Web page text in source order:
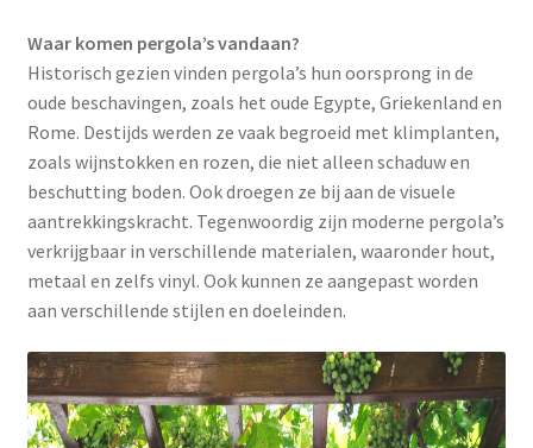
Waar komen pergola’s vandaan?
Historisch gezien vinden pergola’s hun oorsprong in de
oude beschavingen, zoals het oude Egypte, Griekenland en
Rome. Destijds werden ze vaak begroeid met klimplanten,
zoals wijnstokken en rozen, die niet alleen schaduw en
beschutting boden. Ook droegen ze bij aan de visuele
aantrekkingskracht. Tegenwoordig zijn moderne pergola’s
verkrijgbaar in verschillende materialen, waaronder hout,
metaal en zelfs vinyl. Ook kunnen ze aangepast worden
aan verschillende stijlen en doeleinden.